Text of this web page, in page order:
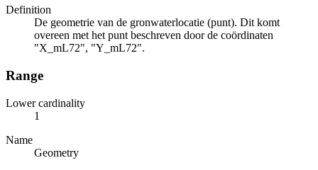
Definition
De geometrie van de gronwaterlocatie (punt). Dit komt
overeen met het punt beschreven door de coördinaten
"X_mL72", "Y_mL72".
Range
Lower cardinality
1
Name
Geometry